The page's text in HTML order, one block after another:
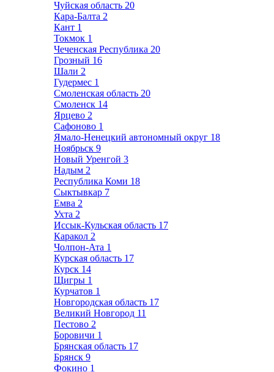
Чуйская область 20
Кара-Балта 2
Кант 1
Токмок 1
Чеченская Республика 20
Грозный 16
Шали 2
Гудермес 1
Смоленская область 20
Смоленск 14
Ярцево 2
Сафоново 1
Ямало-Ненецкий автономный округ 18
Ноябрьск 9
Новый Уренгой 3
Надым 2
Республика Коми 18
Сыктывкар 7
Емва 2
Ухта 2
Иссык-Кульская область 17
Каракол 2
Чолпон-Ата 1
Курская область 17
Курск 14
Щигры 1
Курчатов 1
Новгородская область 17
Великий Новгород 11
Пестово 2
Боровичи 1
Брянская область 17
Брянск 9
Фокино 1